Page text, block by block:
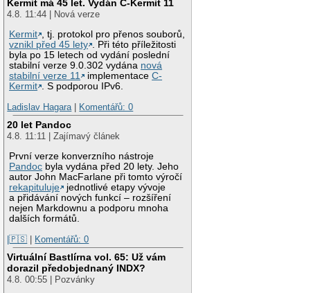
Kermit má 45 let. Vydán C-Kermit 11
4.8. 11:44 | Nová verze
Kermit , tj. protokol pro přenos souborů,
vznikl před 45 lety . Při této příležitosti
byla po 15 letech od vydání poslední
stabilní verze 9.0.302 vydána nová
stabilní verze 11
implementaceC-
Kermit . S podporou IPv6.
Ladislav Hagara | Komentářů: 0
20 let Pandoc
4.8. 11:11 | Zajímavý článek
První verze konverzního nástroje
Pandoc byla vydána před 20 lety. Jeho
autor John MacFarlane při tomto výročí
rekapituluje
jednotlivé etapy vývoje
a přidávání nových funkcí – rozšíření
nejen Markdownu a podporu mnoha
dalších formátů.
|🇵🇸 | Komentářů: 0
Virtuální Bastlírna vol. 65: Už vám
dorazil předobjednaný INDX?
4.8. 00:55 | Pozvánky